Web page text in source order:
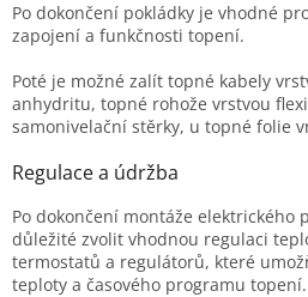
Po dokončení pokládky je vhodné
zapojení a funkčnosti topení.
Poté je možné zalít topné kabely
anhydritu, topné rohože vrstvou
samonivelační stěrky, u topné folie
Regulace a údržba
Po dokončení montáže elektrického
důležité zvolit vhodnou regulaci
termostatů a regulátorů, které
teploty a časového programu topení.